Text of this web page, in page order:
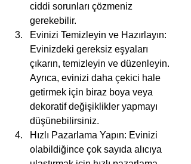
ciddi sorunları çözmeniz
gerekebilir.
Evinizi Temizleyin ve Hazırlayın:
Evinizdeki gereksiz eşyaları
çıkarın, temizleyin ve düzenleyin.
Ayrıca, evinizi daha çekici hale
getirmek için biraz boya veya
dekoratif değişiklikler yapmayı
düşünebilirsiniz.
Hızlı Pazarlama Yapın: Evinizi
olabildiğince çok sayıda alıcıya